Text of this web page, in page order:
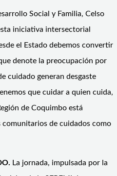
Social y Familia, Celso
iniciativa intersectorial
el Estado debemos convertir
denote la preocupación por
cuidado generan desgaste
que cuidar a quien cuida,
de Coquimbo está
de cuidados como
La jornada, impulsada por la